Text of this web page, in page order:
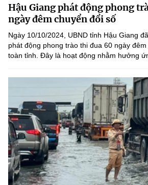
Hậu Giang phát động phong
ngày đêm chuyển đổi số
Ngày 10/10/2024, UBND tỉnh Hậu Giang
phát động phong trào thi đua 60 ngày
toàn tỉnh. Đây là hoạt động nhằm hưởng